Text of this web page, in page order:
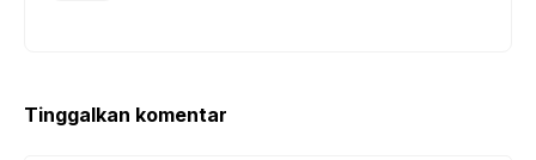
Tinggalkan komentar